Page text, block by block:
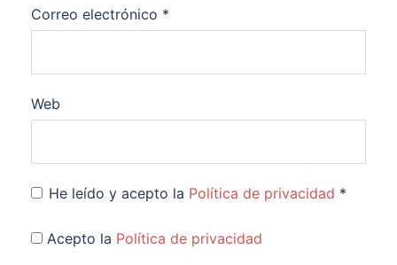
Correo electrónico *
Web
He leído y acepto la Política de privacidad *
Acepto la Política de privacidad